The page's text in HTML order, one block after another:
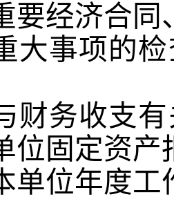
要经济合
大事项的
财务收支
位固定资产
单位年度